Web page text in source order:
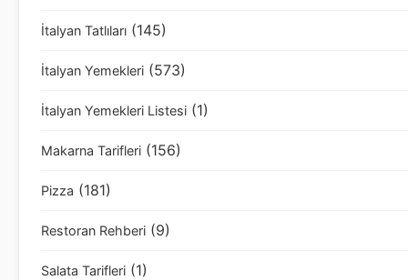
İtalyan Tatlıları (145)
İtalyan Yemekleri (573)
İtalyan Yemekleri Listesi (1)
Makarna Tarifleri (156)
Pizza (181)
Restoran Rehberi (9)
Salata Tarifleri (1)